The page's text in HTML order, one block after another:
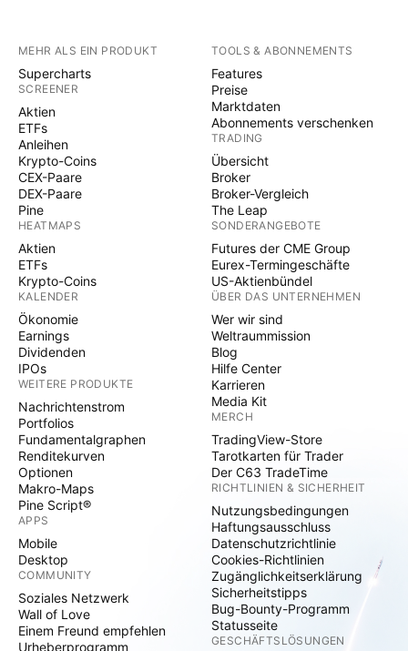
MEHR ALS EIN PRODUKT
Supercharts
SCREENER
Aktien
ETFs
Anleihen
Krypto-Coins
CEX-Paare
DEX-Paare
Pine
HEATMAPS
Aktien
ETFs
Krypto-Coins
KALENDER
Ökonomie
Earnings
Dividenden
IPOs
WEITERE PRODUKTE
Nachrichtenstrom
Portfolios
Fundamentalgraphen
Renditekurven
Optionen
Makro-Maps
Pine Script®
APPS
Mobile
Desktop
COMMUNITY
Soziales Netzwerk
Wall of Love
Einem Freund empfehlen
Urheberprogramm
TOOLS & ABONNEMENTS
Features
Preise
Marktdaten
Abonnements verschenken
TRADING
Übersicht
Broker
Broker-Vergleich
The Leap
SONDERANGEBOTE
Futures der CME Group
Eurex-Termingeschäfte
US-Aktienbündel
ÜBER DAS UNTERNEHMEN
Wer wir sind
Weltraummission
Blog
Hilfe Center
Karrieren
Media Kit
MERCH
TradingView-Store
Tarotkarten für Trader
Der C63 TradeTime
RICHTLINIEN & SICHERHEIT
Nutzungsbedingungen
Haftungsausschluss
Datenschutzrichtlinie
Cookies-Richtlinien
Zugänglichkeitserklärung
Sicherheitstipps
Bug-Bounty-Programm
Statusseite
GESCHÄFTSLÖSUNGEN